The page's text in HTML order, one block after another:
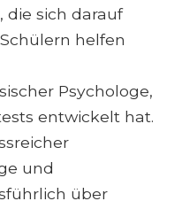
die sich darauf
helfen
Psychologe,
entwickelt hat.
und
über